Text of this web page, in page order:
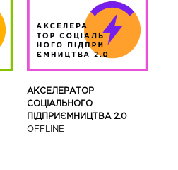
АКСЕЛЕРАТОР
СОЦІАЛЬНОГО
ПІДПРИЄМНИЦТВА 2.0
OFFLINE